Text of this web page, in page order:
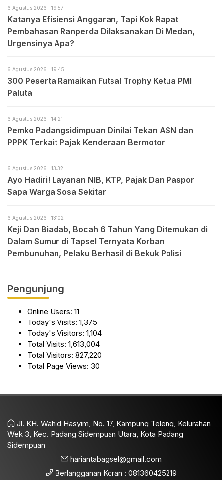
6 Agustus 2026 | 19:57
Katanya Efisiensi Anggaran, Tapi Kok Rapat
Pembahasan Ranperda Dilaksanakan Di Medan,
Urgensinya Apa?
6 Agustus 2026 | 19:45
300 Peserta Ramaikan Futsal Trophy Ketua PMI
Paluta
6 Agustus 2026 | 14:21
Pemko Padangsidimpuan Dinilai Tekan ASN dan
PPPK Terkait Pajak Kenderaan Bermotor
6 Agustus 2026 | 13:32
Ayo Hadiri! Layanan NIB, KTP, Pajak Dan Paspor
Sapa Warga Sosa Sekitar
6 Agustus 2026 | 13:02
Keji Dan Biadab, Bocah 6 Tahun Yang Ditemukan di
Dalam Sumur di Tapsel Ternyata Korban
Pembunuhan, Pelaku Berhasil di Bekuk Polisi
Pengunjung
Online Users: 11
Today's Visits: 1,375
Today's Visitors: 1,104
Total Visits: 1,613,004
Total Visitors: 827,220
Total Page Views: 30
Jl. KH. Wahid Hasyim, No. 17, Kampung Teleng, Kelurahan
Wek 3, Kec. Padang Sidempuan Utara, Kota Padang
Sidempuan
hariantabagsel@gmail.com
Berlangganan Koran : 081360425219